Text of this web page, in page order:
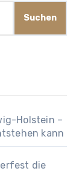
Suchen
Holstein –
kann
die